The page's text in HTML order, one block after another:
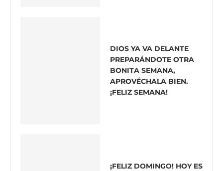
DIOS YA VA DELANTE
PREPARÁNDOTE OTRA
BONITA SEMANA,
APROVÉCHALA BIEN.
¡FELIZ SEMANA!
¡FELIZ DOMINGO! HOY ES